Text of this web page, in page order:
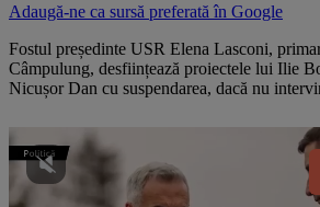
Adaugă-ne ca sursă preferată în Google
Fostul președinte USR Elena Lasconi,
Câmpulung, desființează proiectele lui Ilie
Nicușor Dan cu suspendarea, dacă nu